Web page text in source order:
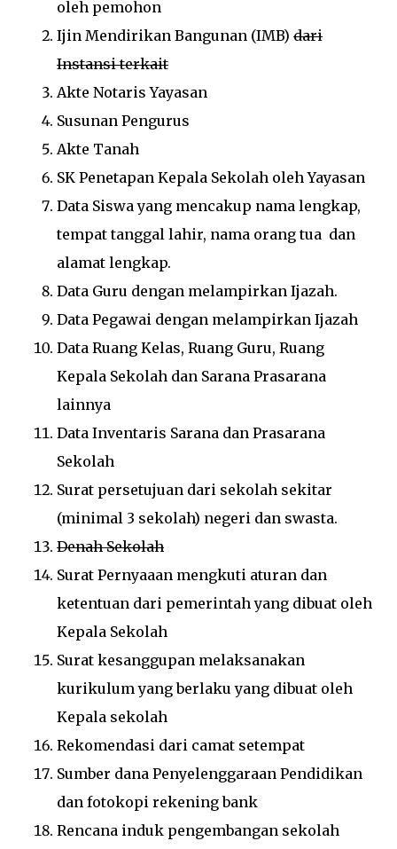
oleh pemohon
Ijin Mendirikan Bangunan (IMB) dari
Instansi terkait
Akte Notaris Yayasan
Susunan Pengurus
Akte Tanah
SK Penetapan Kepala Sekolah oleh Yayasan
Data Siswa yang mencakup nama lengkap,
tempat tanggal lahir, nama orang tua dan
alamat lengkap.
Data Guru dengan melampirkan Ijazah.
Data Pegawai dengan melampirkan Ijazah
Data Ruang Kelas, Ruang Guru, Ruang
Kepala Sekolah dan Sarana Prasarana
lainnya
Data Inventaris Sarana dan Prasarana
Sekolah
Surat persetujuan dari sekolah sekitar
(minimal 3 sekolah) negeri dan swasta.
Denah Sekolah
Surat Pernyaaan mengkuti aturan dan
ketentuan dari pemerintah yang dibuat oleh
Kepala Sekolah
Surat kesanggupan melaksanakan
kurikulum yang berlaku yang dibuat oleh
Kepala sekolah
Rekomendasi dari camat setempat
Sumber dana Penyelenggaraan Pendidikan
dan fotokopi rekening bank
Rencana induk pengembangan sekolah